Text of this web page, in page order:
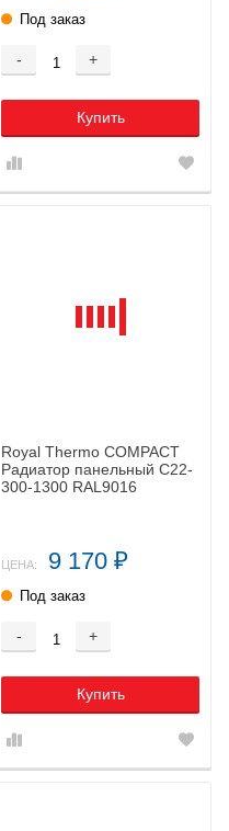
Под заказ
- +
Купить
Royal Thermo COMPACT
Радиатор панельный C22-
300-1300 RAL9016
ЦЕНА: 9 170 ₽
Под заказ
- +
Купить